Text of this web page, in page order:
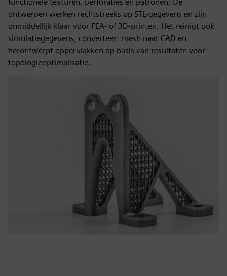
ontwerpen werken rechtstreeks op STL-gegevens en zijn
onmiddellijk klaar voor FEA- of 3D-printen. Het reinigt ook
simulatiegegevens, converteert mesh naar CAD en
herontwerpt oppervlakken op basis van resultaten voor
topologieoptimalisatie.